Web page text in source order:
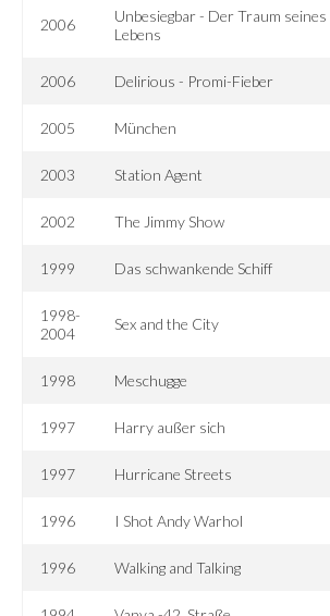
2006
Unbesiegbar - Der Traum seines
Lebens
2006 Delirious - Promi-Fieber
2005 München
2003 Station Agent
2002 The Jimmy Show
1999 Das schwankende Schiff
1998-
2004
Sex and the City
1998 Meschugge
1997 Harry außer sich
1997 Hurricane Streets
1996 I Shot Andy Warhol
1996 Walking and Talking